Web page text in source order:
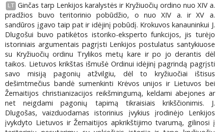
LT Ginčas tarp Lenkijos karalystės ir Kryžiuočių ordino nuo XIV a.
pradžios buvo teritorinio pobūdžio, o nuo XIV a. ir XV a.
sandūros įgavo taip pat ir idėjinį pobūdį. Krokuvos kanauninkui J.
Dlugošui buvo patikėtos istoriko-eksperto funkcijos, jis turėjo
istoriniais argumentais pagrįsti Lenkijos postulatus santykiuose
su Kryžiuočių ordinu Trylikos metų kare ir po jo derantis dėl
taikos. Lietuvos krikštas išmušė Ordinui idėjinį pagrindą pagrįsti
savo misiją pagonių atžvilgiu, dėl to kryžiuočiai ištisus
dešimtmečius bandė sumenkinti Krėvos unijos ir Lietuvos bei
Žemaitijos christianizacijos reikšmingumą, keldami abejones ar
net neigdami pagonių tapimą tikraisiais krikščionimis. J.
Dlugošas, vaizduodamas istorinius įvykius įrodinėjo Lenkijos
įvykdyto Lietuvos ir Žemaitijos apkrikštijimo tvarumą, gilinosi į